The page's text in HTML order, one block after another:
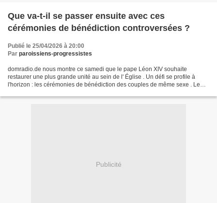
Que va-t-il se passer ensuite avec ces
cérémonies de bénédiction controversées ?
Publié le 25/04/2026 à 20:00
Par paroissiens-progressistes
domradio.de nous montre ce samedi que le pape Léon XIV souhaite
restaurer une plus grande unité au sein de l' Église . Un défi se profile à
l'horizon : les cérémonies de bénédiction des couples de même sexe . Le
Publicité